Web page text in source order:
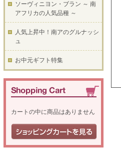
ソーヴィニヨン・ブラン ～ 南
アフリカの人気品種 ～
人気上昇中！南アのグルナッシ
ュ
お中元ギフト特集
カートの中に商品はありません